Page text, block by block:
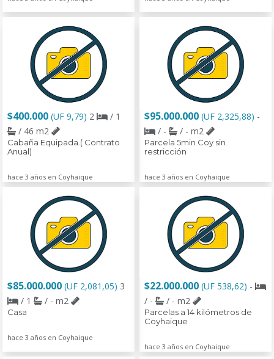
$400.000 (UF 9,79) 2
/ 1
/ 46 m2
Cabaña Equipada.( Contrato
Anual)
hace 3 años en Coyhaique
$95.000.000 (UF 2,325,88) -
/ -
/ - m2
Parcela 5min Coy sin
restricción
hace 3 años en Coyhaique
$85.000.000 (UF 2,081,05) 3
/ 1
/ - m2
Casa
hace 3 años en Coyhaique
$22.000.000 (UF 538,62) -
/ -
/ - m2
Parcelas a 14 kilómetros de
Coyhaique
hace 3 años en Coyhaique